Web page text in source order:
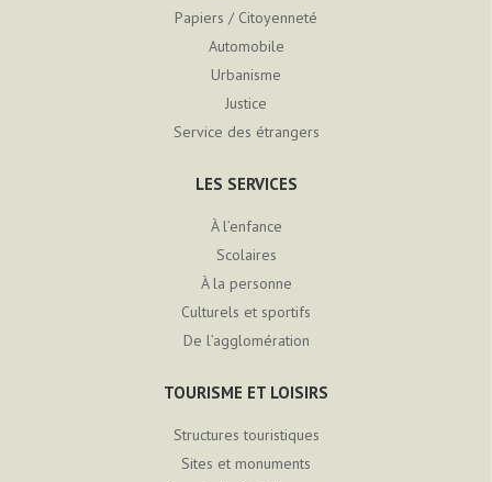
Papiers / Citoyenneté
Automobile
Urbanisme
Justice
Service des étrangers
LES SERVICES
À l’enfance
Scolaires
À la personne
Culturels et sportifs
De l’agglomération
TOURISME ET LOISIRS
Structures touristiques
Sites et monuments